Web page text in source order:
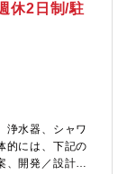
休2日制/駐
浄水器、シャワ
的には、下記の
、開発／設計の